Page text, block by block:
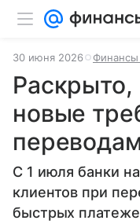
30 июня 2026 Финансы
Раскрыто,
новые
С 1 июля банки
клиентов при
быстрых